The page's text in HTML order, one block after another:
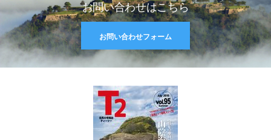
お問い合わせはこちら
お問い合わせフォーム